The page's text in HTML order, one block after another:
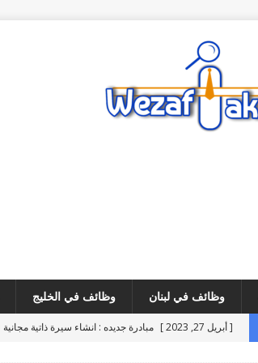
وظائف في لبنان وظائف في الخليج
[ أبريل 27, 2023 ] مبادرة جديده : انشاء سيرة ذاتية مجانية